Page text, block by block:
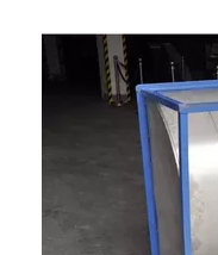
SITE
HARITASI
PRIVACY